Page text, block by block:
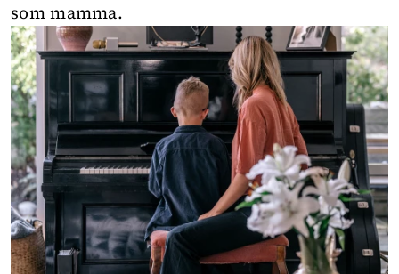
som mamma.